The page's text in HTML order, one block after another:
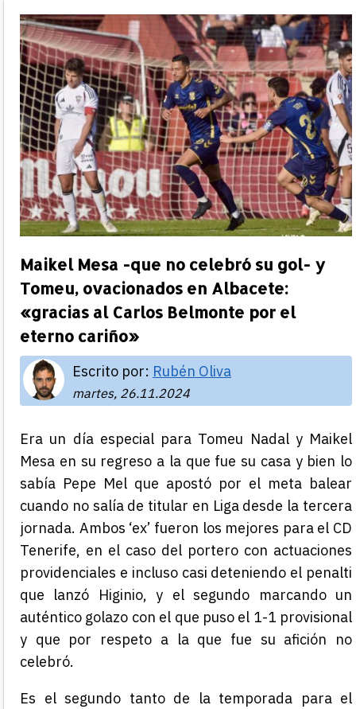
Maikel Mesa -que no celebró su gol- y
Tomeu, ovacionados en Albacete:
«gracias al Carlos Belmonte por el
eterno cariño»
Escrito por: Rubén Oliva
martes, 26.11.2024
Era un día especial para Tomeu Nadal y Maikel
Mesa en su regreso a la que fue su casa y bien lo
sabía Pepe Mel que apostó por el meta balear
cuando no salía de titular en Liga desde la tercera
jornada. Ambos ‘ex’ fueron los mejores para el CD
Tenerife, en el caso del portero con actuaciones
providenciales e incluso casi deteniendo el penalti
que lanzó Higinio, y el segundo marcando un
auténtico golazo con el que puso el 1-1 provisional
y que por respeto a la que fue su afición no
celebró.
Es el segundo tanto de la temporada para el